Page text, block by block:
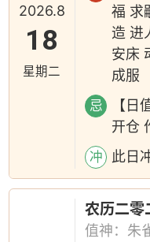
2026.8
18
星期二
福 求
造 进
安床
成服
忌
【
开仓
冲 此日
农历二零
值神：朱